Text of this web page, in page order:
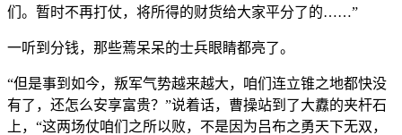
们。暂时不再打仗，将所得的财货给大家平分了的……”
一听到分钱，那些蔫呆呆的士兵眼睛都亮了。
“但是事到如今，叛军气势越来越大，咱们连立锥之地都快没
有了，还怎么安享富贵？”说着话，曹操站到了大纛的夹杆石
上，“这两场仗咱们之所以败，不是因为吕布之勇天下无双，